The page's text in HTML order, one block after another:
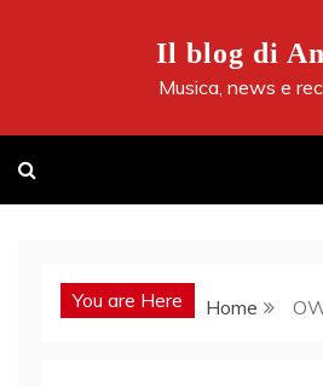
Il blog di
Musica, news e
You are Here Home